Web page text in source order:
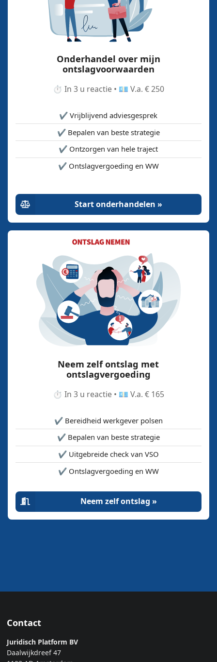
Onderhandel over mijn
ontslagvoorwaarden
⏱️ In 3 u reactie • 💶 V.a. € 250
✔️ Vrijblijvend adviesgesprek
✔️ Bepalen van beste strategie
✔️ Ontzorgen van hele traject
✔️ Ontslagvergoeding en WW
Start onderhandelen »
Neem zelf ontslag met
ontslagvergoeding
⏱️ In 3 u reactie • 💶 V.a. € 165
✔️ Bereidheid werkgever polsen
✔️ Bepalen van beste strategie
✔️ Uitgebreide check van VSO
✔️ Ontslagvergoeding en WW
Neem zelf ontslag »
Contact
Juridisch Platform BV
Daalwijkdreef 47